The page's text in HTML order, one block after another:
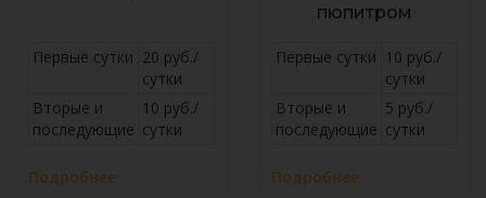
Первые сутки 20 руб./
сутки
Вторые и
последующие
10 руб./
сутки
Подробнее
пюпитром
Первые сутки 10 руб./
сутки
Вторые и
последующие
5 руб./
сутки
Подробнее